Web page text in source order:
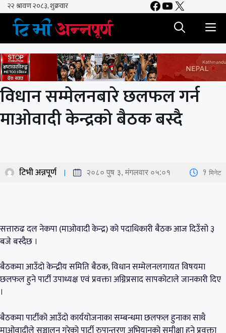
Skip
content
Facebook
YouTube
X
विधान सम्मेलनबारे छलफल गर्न
माओवादी केन्द्रको बैठक बस्दै
टिभी अन्नपूर्ण २०८० पुष ३, मंगलवार ०५:०१ 1 मिनेट
सत्तारुढ दल नेकपा (माओवादी केन्द्र) को पदाधिकारी बैठक आज दिउँसो ३
बजे बस्दैछ ।
बैठकमा आउँदो केन्द्रीय समिति बैठक, विधान सम्मेलनलगायत विषयमा
छलफल हुने पार्टी उपाध्यक्ष एवं प्रवक्ता अग्निप्रसाद सापकोटाले जानकारी दिए
।
बैठकमा पार्टीको आउँदो कार्ययोजनाका सम्बन्धमा छलफल हुनाका साथै